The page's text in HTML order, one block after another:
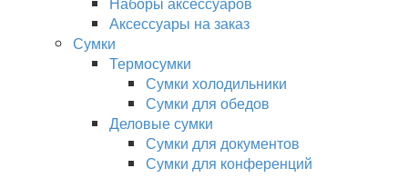
Аксессуары на заказ
Сумки
Термосумки
Сумки холодильники
Сумки для обедов
Деловые сумки
Сумки для документов
Сумки для конференций